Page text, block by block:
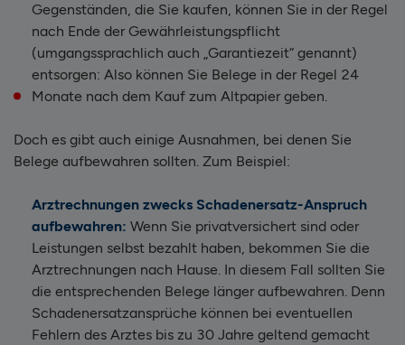
Gegenständen, die Sie kaufen, können Sie in der Regel
nach Ende der Gewährleistungspflicht
(umgangssprachlich auch „Garantiezeit“ genannt)
entsorgen: Also können Sie Belege in der Regel 24
Monate nach dem Kauf zum Altpapier geben.
Doch es gibt auch einige Ausnahmen, bei denen Sie
Belege aufbewahren sollten. Zum Beispiel:
Arztrechnungen zwecks Schadenersatz-Anspruch
aufbewahren: Wenn Sie privatversichert sind oder
Leistungen selbst bezahlt haben, bekommen Sie die
Arztrechnungen nach Hause. In diesem Fall sollten Sie
die entsprechenden Belege länger aufbewahren. Denn
Schadenersatzansprüche können bei eventuellen
Fehlern des Arztes bis zu 30 Jahre geltend gemacht